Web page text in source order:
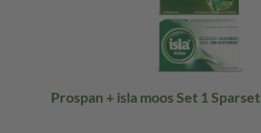
Prospan + isla moos Set 1 Sparset